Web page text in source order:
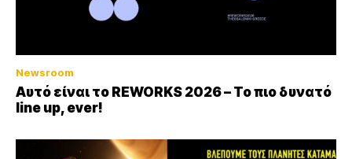
Newsroom
Αυτό είναι το REWORKS 2026 – Το πιο δυνατό
line up, ever!